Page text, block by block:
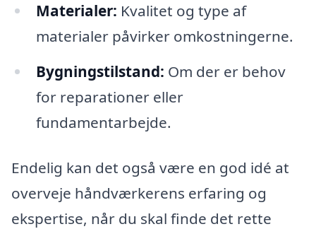
Materialer: Kvalitet og type af
materialer påvirker omkostningerne.
Bygningstilstand: Om der er behov
for reparationer eller
fundamentarbejde.
Endelig kan det også være en god idé at
overveje håndværkerens erfaring og
ekspertise, når du skal finde det rette